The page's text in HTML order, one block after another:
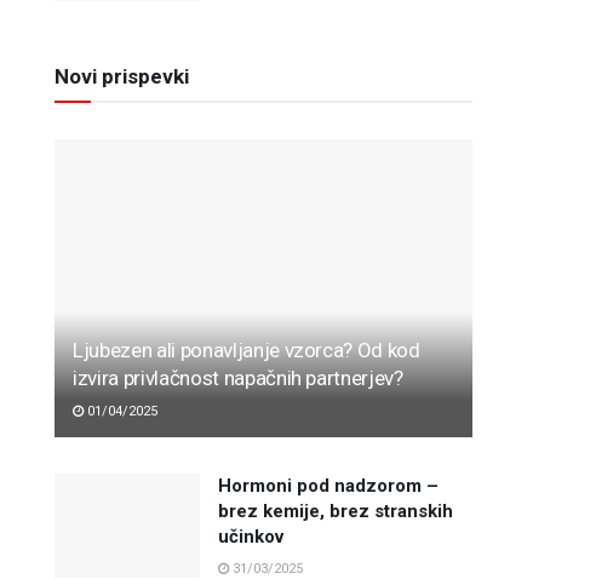
Novi prispevki
Ljubezen ali ponavljanje vzorca? Od kod
izvira privlačnost napačnih partnerjev?
01/04/2025
Hormoni pod nadzorom –
brez kemije, brez stranskih
učinkov
31/03/2025